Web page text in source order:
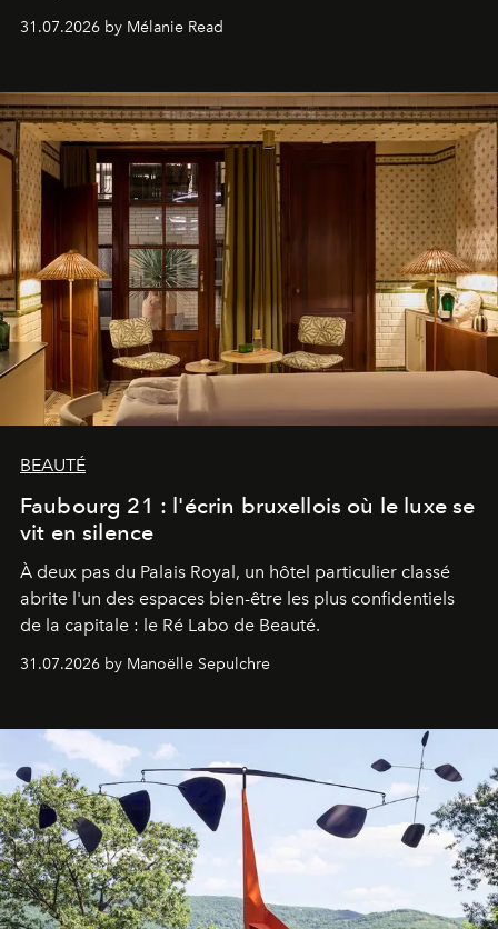
31.07.2026 by Mélanie Read
BEAUTÉ
Faubourg 21 : l'écrin bruxellois où le luxe se
vit en silence
À deux pas du Palais Royal, un hôtel particulier classé
abrite l'un des espaces bien-être les plus confidentiels
de la capitale : le Ré Labo de Beauté.
31.07.2026 by Manoëlle Sepulchre